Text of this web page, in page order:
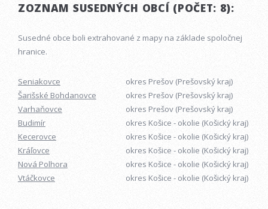
ZOZNAM SUSEDNÝCH OBCÍ (POČET: 8):
Susedné obce boli extrahované z mapy na základe spoločnej
hranice.
Seniakovce
okres Prešov (Prešovský kraj)
Šarišské Bohdanovce
okres Prešov (Prešovský kraj)
Varhaňovce
okres Prešov (Prešovský kraj)
Budimír
okres Košice - okolie (Košický kraj)
Kecerovce
okres Košice - okolie (Košický kraj)
Kráľovce
okres Košice - okolie (Košický kraj)
Nová Polhora
okres Košice - okolie (Košický kraj)
Vtáčkovce
okres Košice - okolie (Košický kraj)